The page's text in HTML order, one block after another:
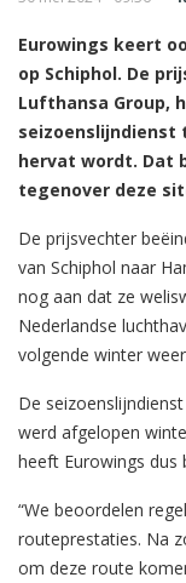
Eurowings keert
op Schiphol. De
Lufthansa Group,
seizoenslijndienst
hervat wordt. Dat
tegenover deze
De prijsvechter
van Schiphol naar
nog aan dat ze
Nederlandse
volgende winter
De
werd afgelopen
heeft Eurowings dus
“We beoordelen
routeprestaties. Na
om deze route